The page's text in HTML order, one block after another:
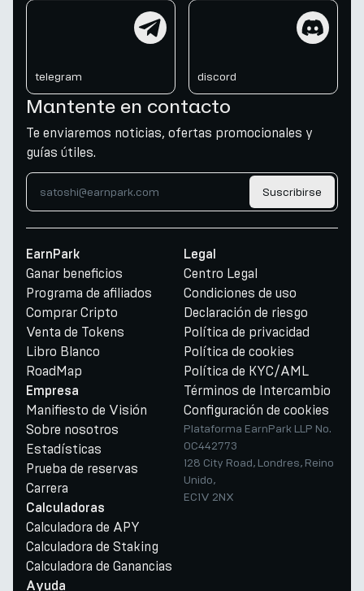
telegram discord
Mantente en contacto
Te enviaremos noticias, ofertas promocionales y
guías útiles.
Suscribirse
EarnPark
Ganar beneficios
Programa de afiliados
Comprar Cripto
Venta de Tokens
Libro Blanco
RoadMap
Empresa
Manifiesto de Visión
Sobre nosotros
Estadísticas
Prueba de reservas
Carrera
Calculadoras
Calculadora de APY
Calculadora de Staking
Calculadora de Ganancias
Ayuda
Legal
Centro Legal
Condiciones de uso
Declaración de riesgo
Política de privacidad
Política de cookies
Política de KYC/AML
Términos de Intercambio
Configuración de cookies
Plataforma EarnPark LLP No.
OC442773
128 City Road, Londres, Reino
Unido,
EC1V 2NX